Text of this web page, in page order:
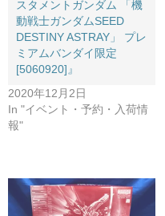
スタメントガンダム ​「機
動戦士ガンダムSEED ​
DESTINY ​ASTRAY」 ​プレ
ミアムバンダイ限定 ​
[5060920]』
2020年12月2日
In "イベント・予約・入荷情
報"